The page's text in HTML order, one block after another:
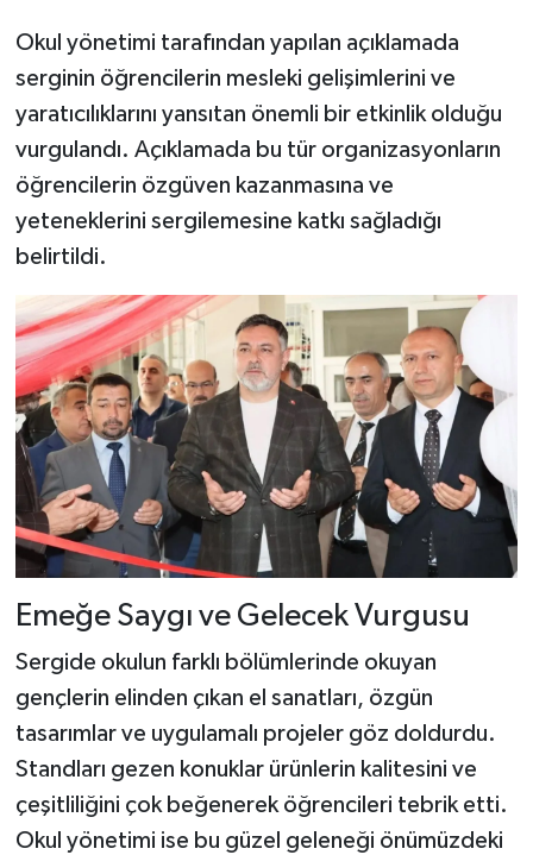
Okul yönetimi tarafından yapılan açıklamada
serginin öğrencilerin mesleki gelişimlerini ve
yaratıcılıklarını yansıtan önemli bir etkinlik olduğu
vurgulandı. Açıklamada bu tür organizasyonların
öğrencilerin özgüven kazanmasına ve
yeteneklerini sergilemesine katkı sağladığı
belirtildi.
Emeğe Saygı ve Gelecek Vurgusu
Sergide okulun farklı bölümlerinde okuyan
gençlerin elinden çıkan el sanatları, özgün
tasarımlar ve uygulamalı projeler göz doldurdu.
Standları gezen konuklar ürünlerin kalitesini ve
çeşitliliğini çok beğenerek öğrencileri tebrik etti.
Okul yönetimi ise bu güzel geleneği önümüzdeki